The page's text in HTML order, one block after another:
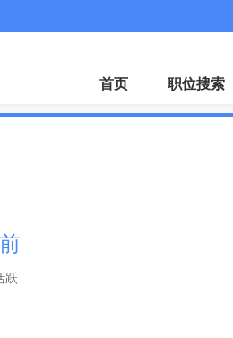
首页 职位搜索
跃